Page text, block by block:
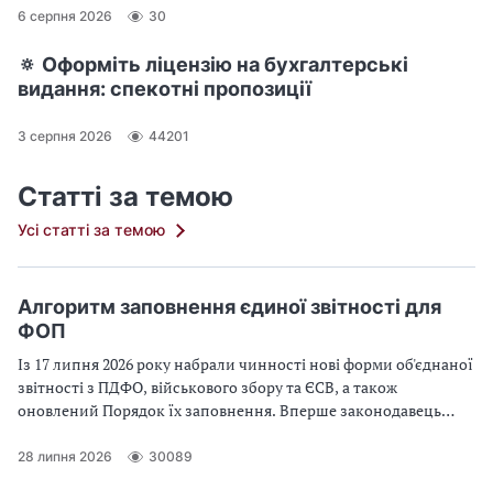
6 серпня 2026 30
🔅 Оформіть ліцензію на бухгалтерські
видання: спекотні пропозиції
3 серпня 2026 44201
Статті за темою
Усі статті за темою
Алгоритм заповнення єдиної звітності для
ФОП
Із 17 липня 2026 року набрали чинності нові форми об'єднаної
звітності з ПДФО, військового збору та ЄСВ, а також
оновлений Порядок їх заповнення. Вперше законодавець
самозайнятих осіб. Яку форму Податкового розрахунку
28 липня 2026 30089